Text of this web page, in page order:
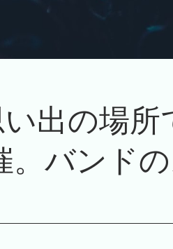
い出の場
。バンド